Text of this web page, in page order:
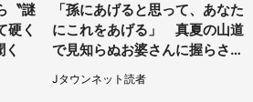
〝謎
硬く
「孫にあげると思って、あなた
にこれをあげる」 真夏の山道
で見知らぬお婆さんに握らされ
たもの（山口県・30代女性）
Jタウンネット読者